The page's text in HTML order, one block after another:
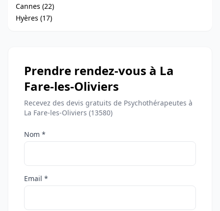
Cannes (22)
Hyères (17)
Prendre rendez-vous à La
Fare-les-Oliviers
Recevez des devis gratuits de Psychothérapeutes à
La Fare-les-Oliviers (13580)
Nom *
Email *